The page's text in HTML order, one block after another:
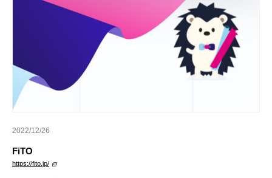
2022/12/26
FiTO
https://fito.jp/